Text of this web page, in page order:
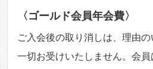
〈ゴールド会員年会費〉
ご入会後の取り消しは、理由の
一切お受けいたしません。会